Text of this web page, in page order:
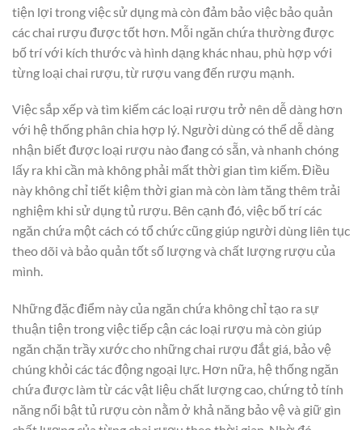
tiện lợi trong việc sử dụng mà còn đảm bảo việc bảo quản
các chai rượu được tốt hơn. Mỗi ngăn chứa thường được
bố trí với kích thước và hình dạng khác nhau, phù hợp với
từng loại chai rượu, từ rượu vang đến rượu mạnh.
Việc sắp xếp và tìm kiếm các loại rượu trở nên dễ dàng hơn
với hệ thống phân chia hợp lý. Người dùng có thể dễ dàng
nhận biết được loại rượu nào đang có sẵn, và nhanh chóng
lấy ra khi cần mà không phải mất thời gian tìm kiếm. Điều
này không chỉ tiết kiệm thời gian mà còn làm tăng thêm trải
nghiệm khi sử dụng tủ rượu. Bên cạnh đó, việc bố trí các
ngăn chứa một cách có tổ chức cũng giúp người dùng liên tục
theo dõi và bảo quản tốt số lượng và chất lượng rượu của
mình.
Những đặc điểm này của ngăn chứa không chỉ tạo ra sự
thuận tiện trong việc tiếp cận các loại rượu mà còn giúp
ngăn chặn trầy xước cho những chai rượu đắt giá, bảo vệ
chúng khỏi các tác động ngoại lực. Hơn nữa, hệ thống ngăn
chứa được làm từ các vật liệu chất lượng cao, chứng tỏ tính
năng nổi bật tủ rượu còn nằm ở khả năng bảo vệ và giữ gìn